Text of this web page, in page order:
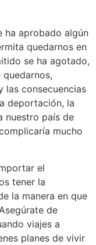
ha aprobado algún
quedarnos en
se ha agotado,
las consecuencias
deportación, la
nuestro país de
mucho
el
tener la
la manera en que
de
viajes a
planes de vivir